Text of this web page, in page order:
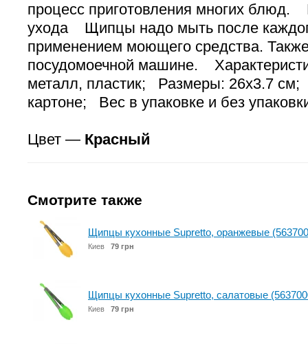
процесс приготовления многих блюд.
ухода Щипцы надо мыть после
применением моющего средства.
посудомоечной машине.
металл, пластик; Размеры: 26х3.7 см;
картоне; Вес в упаковке и без
Цвет — Красный
Смотрите также
Щипцы кухонные Supretto, оранжевые
Киев 79 грн
Щипцы кухонные Supretto, салатовые
Киев 79 грн